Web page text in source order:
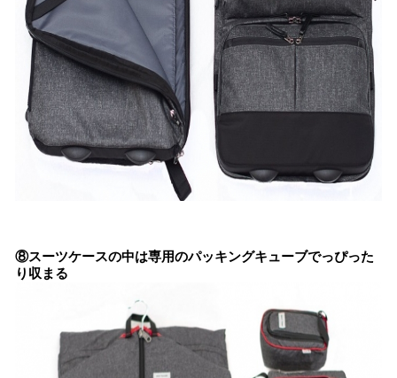
⑧スーツケースの中は専用のパッキングキューブでっぴった
り収まる